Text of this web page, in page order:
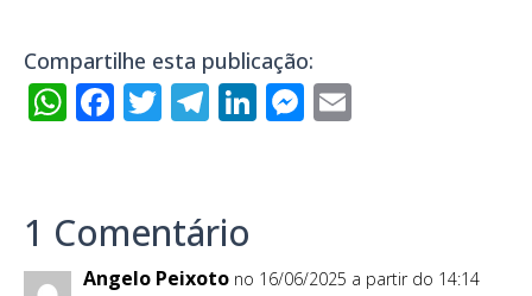
Compartilhe esta publicação:
WhatsApp
Facebook
Twitter
Telegram
LinkedIn
Messenger
1 Comentário
Angelo Peixoto no 16/06/2025 a partir do 14:14